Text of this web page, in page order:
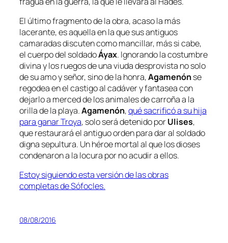
El último fragmento de la obra, acaso la más
lacerante, es aquella en la que sus antiguos
camaradas discuten como mancillar, más si cabe,
el cuerpo del soldadoÁyax. Ignorando la costumbre
divina y los ruegos de una viuda desprovista no solo
de su amo y señor, sino de la honra,Agamenónse
regodea en el castigo al cadáver y fantasea con
dejarlo a merced de los animales de carroña a la
orilla de la playa.Agamenón,qué sacrificó a su hija
para ganar Troya, solo será detenido porUlises,
que restaurará el antiguo orden para dar al soldado
digna sepultura. Un héroe mortal al que los dioses
condenaron a la locura por no acudir a ellos.
Estoy siguiendo esta versión de las obras
completas de Sófocles.
08/08/2016